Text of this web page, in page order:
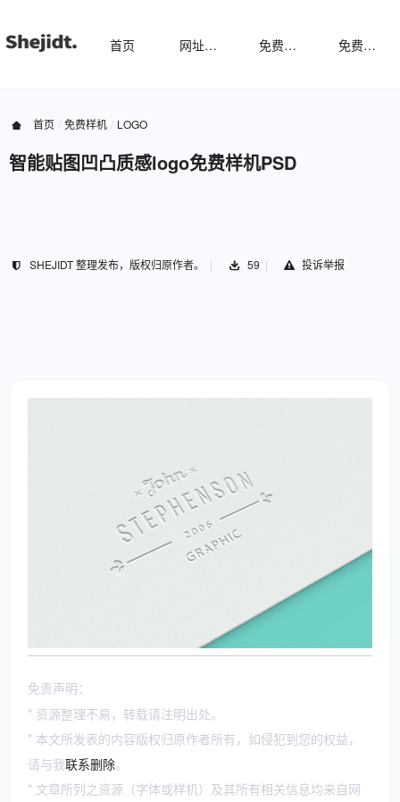
首页 网址导航 免费样机 免费字体
首页 免费样机 LOGO
智能贴图凹凸质感logo免费样机PSD
SHEJIDT 整理发布，版权归原作者。 59 投诉举报
免责声明：
* 资源整理不易，转载请注明出处。
* 本文所发表的内容版权归原作者所有，如侵犯到您的权益，
请与我联系删除。
* 文章所列之资源（字体或样机）及其所有相关信息均来自网